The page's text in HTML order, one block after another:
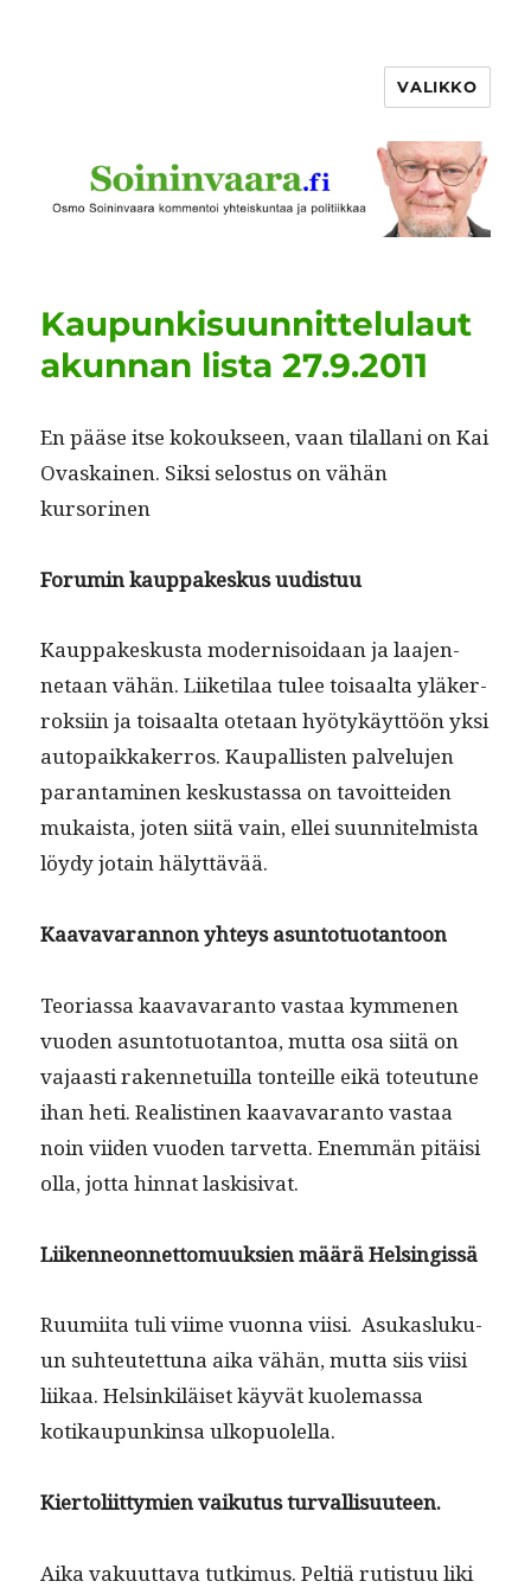
VALIKKO
Kaupunkisuunnittelulaut
akunnan lista 27.9.2011
En pääse itse kok­ouk­seen, vaan tilal­lani on Kai
Ovaskainen. Sik­si selostus on vähän
kursorinen
Foru­min kaup­pakeskus uudistuu
Kaup­pakeskus­ta mod­ernisoidaan ja laa­jen­
netaan vähän. Liiketi­laa tulee toisaal­ta yläk­er­
roksi­in ja toisaal­ta ote­taan hyö­tykäyt­töön yksi
autopaikkak­er­ros. Kau­pal­lis­ten palvelu­jen
paran­t­a­mi­nen keskus­tas­sa on tavoit­tei­den
mukaista, joten siitä vain, ellei suun­nitelmista
löy­dy jotain hälyttävää.
Kaavavaran­non yhteys asuntotuotantoon
Teo­ri­as­sa kaavavaran­to vas­taa kymme­nen
vuo­den asun­to­tuotan­toa, mut­ta osa siitä on
vajaasti raken­ne­tu­il­la ton­teille eikä toteu­tune
ihan heti. Real­isti­nen kaavavaran­to vas­taa
noin viiden vuo­den tarvet­ta. Enem­män pitäisi
olla, jot­ta hin­nat laskisivat.
Liiken­neon­net­to­muuk­sien määrä Helsingissä
Ruumi­ita tuli viime vuon­na viisi. Asukasluku­
un suh­teutet­tuna aika vähän, mut­ta siis viisi
liikaa. Helsinkiläiset käyvät kuole­mas­sa
kotikaupunk­in­sa ulkopuolella.
Kier­toli­it­tymien vaiku­tus turvallisuuteen.
Aika vaku­ut­ta­va tutkimus. Peltiä rutis­tuu liki